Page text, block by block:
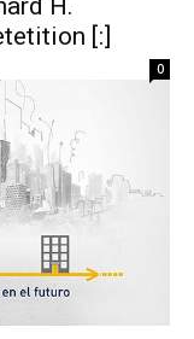
H.
[:]
0